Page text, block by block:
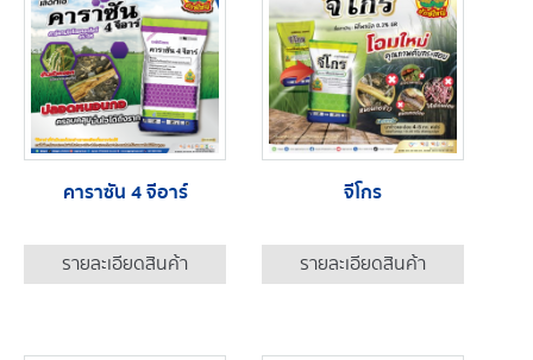
คาราซัน 4 จีอาร์
รายละเอียดสินค้า
จีโกร
รายละเอียดสินค้า